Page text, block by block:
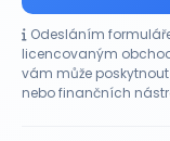
Odesláním
licencovaným
vám může
nebo finančních
CO HÝBE TRHEM
Etsy překonala
vzrostl